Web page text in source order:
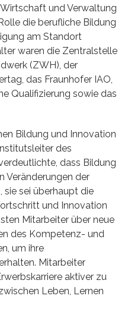
und Verwaltung
die berufliche Bildung
am Standort
waren die Zentralstelle
(ZWH), der
das Fraunhofer IAO,
Qualifizierung sowie das
Bildung und Innovation
des
dass Bildung
Veränderungen der
sei überhaupt die
und Innovation
Mitarbeiter über neue
des Kompetenz- und
um ihre
Mitarbeiter
aktiver zu
Leben, Lernen